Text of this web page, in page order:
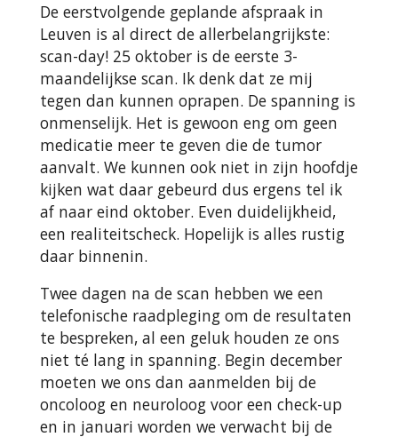
De eerstvolgende geplande afspraak in
Leuven is al direct de allerbelangrijkste:
scan-day! 25 oktober is de eerste 3-
maandelijkse scan. Ik denk dat ze mij
tegen dan kunnen oprapen. De spanning is
onmenselijk. Het is gewoon eng om geen
medicatie meer te geven die de tumor
aanvalt. We kunnen ook niet in zijn hoofdje
kijken wat daar gebeurd dus ergens tel ik
af naar eind oktober. Even duidelijkheid,
een realiteitscheck. Hopelijk is alles rustig
daar binnenin.
Twee dagen na de scan hebben we een
telefonische raadpleging om de resultaten
te bespreken, al een geluk houden ze ons
niet té lang in spanning. Begin december
moeten we ons dan aanmelden bij de
oncoloog en neuroloog voor een check-up
en in januari worden we verwacht bij de